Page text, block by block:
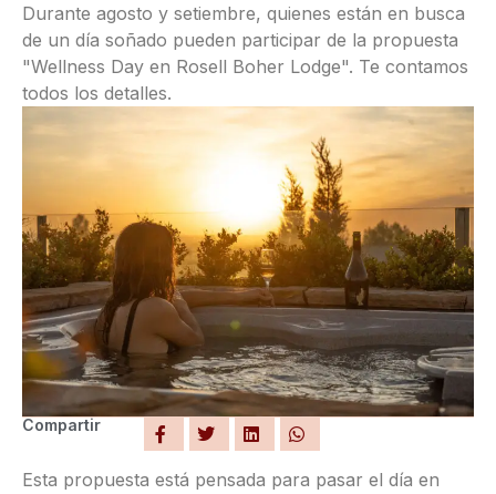
Durante agosto y setiembre, quienes están en busca
de un día soñado pueden participar de la propuesta
"Wellness Day en Rosell Boher Lodge". Te contamos
todos los detalles.
Compartir
Esta propuesta está pensada para pasar el día en